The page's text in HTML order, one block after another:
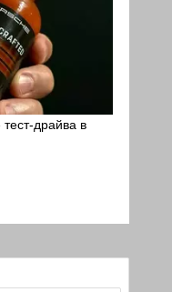
драйва в